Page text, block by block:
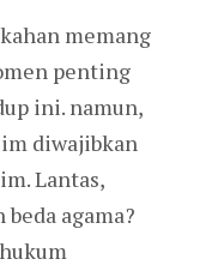
memang
penting
ini. namun,
diwajibkan
Lantas,
agama?